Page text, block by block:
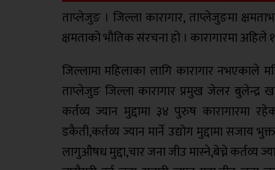
ताप्लेजुङ । जिल्ला कारागार, ताप्लेजुङमा
क्षमताको भौतिक संरचना हो । कारागारमा
जिल्लामा महिलाका लागि कारागार नभएकाले
ताप्लेजुङ जिल्ला कारागार प्रमुख जेलर बुलेन्द्र
कर्तव्य ज्यान मुद्दामा ३४ पुरुष कारागारमा
डकैती,कर्तव्य ज्यान मार्ने उद्योग मुद्दामा सजाय
लागुऔषध मुद्दा,चार जना जीउ मास्ने,बेच्ने कर्तव्य